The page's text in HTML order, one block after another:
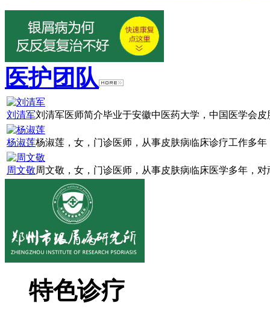
医护团队
刘清军刘清军医师简介毕业于安徽中医药大学，中国医学会
杨淑莲杨淑莲，女，门诊医师，从事皮肤病临床诊疗工作多
周文敬周文敬，女，门诊医师，从事皮肤病临床医学多年，
特色诊疗